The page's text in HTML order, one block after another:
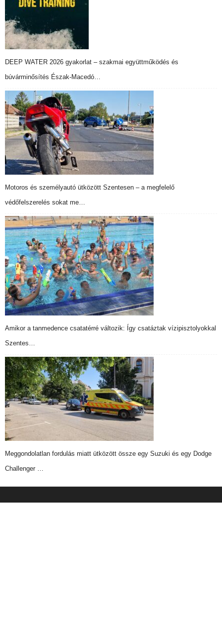
DEEP WATER 2026 gyakorlat – szakmai együttműködés és
búvárminősítés Észak-Macedó…
Motoros és személyautó ütközött Szentesen – a megfelelő
védőfelszerelés sokat me…
Amikor a tanmedence csatatérré változik: Így csatáztak vízipisztolyokkal
Szentes…
Meggondolatlan fordulás miatt ütközött össze egy Suzuki és egy Dodge
Challenger …